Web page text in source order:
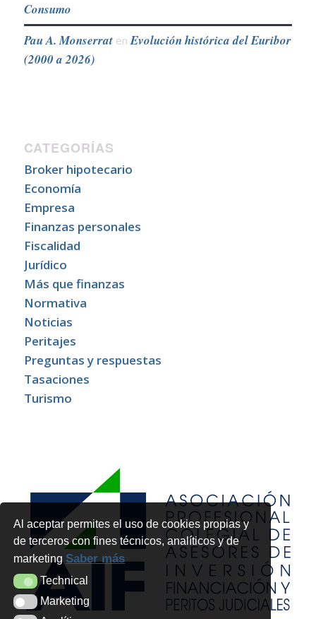
Al aceptar permites el uso de cookies propias y
de terceros con fines técnicos, analíticos y de
marketingSaber más
TechnicalTechnical
MarketingMarketing
Consumo
Pau A. MonserratenEvolución histórica del Euribor
(2000 a 2026)
CATEGORÍAS
Broker hipotecario
Economía
Empresa
Finanzas personales
Fiscalidad
Jurídico
Más que finanzas
Normativa
Noticias
Peritajes
Preguntas y respuestas
Tasaciones
Turismo